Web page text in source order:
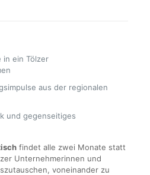
in ein Tölzer
aus der regionalen
und gegenseitiges
findet alle zwei Monate statt
Unternehmerinnen und
voneinander zu